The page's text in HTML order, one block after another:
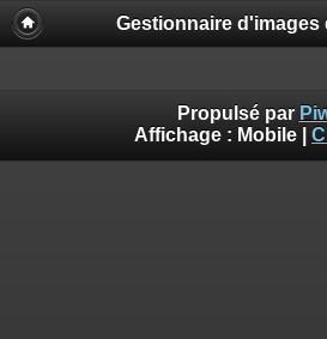
Gestionnaire d'images
Propulsé par
Affichage : Mobile